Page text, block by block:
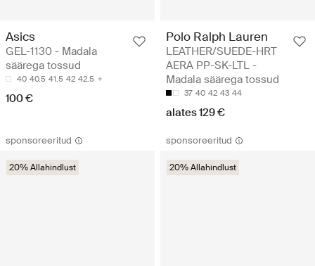
Asics
GEL-1130 - Madala
säärega tossud
40 40.5 41.5 42 42.5
100 €
Polo Ralph Lauren
LEATHER/SUEDE-HRT
AERA PP-SK-LTL -
Madala säärega tossud
37 40 42 43 44
alates 129 €
sponsoreeritud
20% Allahindlust
sponsoreeritud
20% Allahindlust